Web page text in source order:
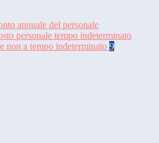
annuale del personale
personale tempo indeterminato
non a tempo indeterminato 9